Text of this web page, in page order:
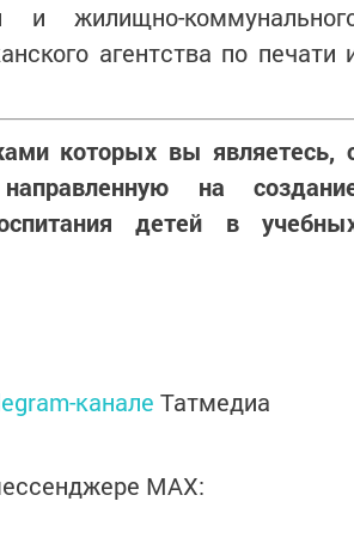
и жилищно-
агентства по печати
которых вы являетесь,
на
детей в
канале Татмедиа
MАХ: